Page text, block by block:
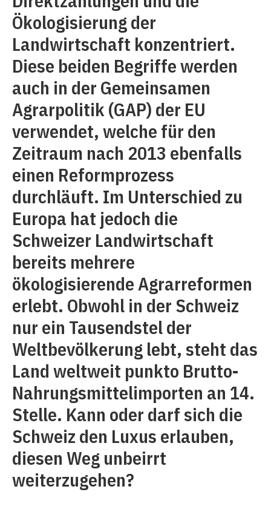
Ökologisierung der
Landwirtschaft konzentriert.
Diese beiden Begriffe werden
auch in der Gemeinsamen
Agrarpolitik (GAP) der EU
verwendet, welche für den
Zeitraum nach 2013 ebenfalls
einen Reformprozess
durchläuft. Im Unterschied zu
Europa hat jedoch die
Schweizer Landwirtschaft
bereits mehrere
ökologisierende Agrarreformen
erlebt. Obwohl in der Schweiz
nur ein Tausendstel der
Weltbevölkerung lebt, steht das
Land weltweit punkto Brutto-
Nahrungsmittelimporten an 14.
Stelle. Kann oder darf sich die
Schweiz den Luxus erlauben,
diesen Weg unbeirrt
weiterzugehen?